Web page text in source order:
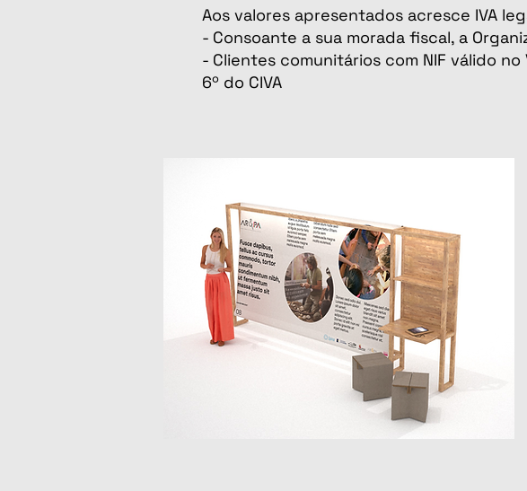
Aos valores apresentados acresce IVA
- Consoante a sua morada fiscal, a
- Clientes comunitários com NIF válido
6º do CIVA